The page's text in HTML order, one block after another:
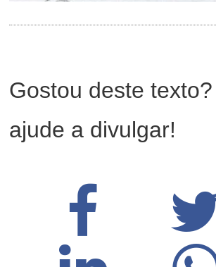
Gostou deste
ajude a divulgar!